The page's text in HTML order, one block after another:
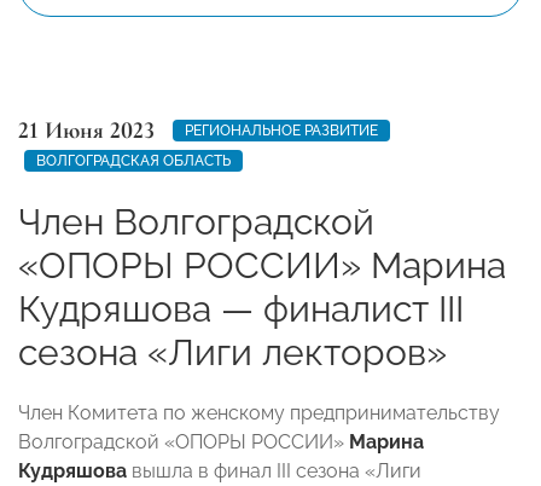
21 Июня 2023
РЕГИОНАЛЬНОЕ РАЗВИТИЕ
ВОЛГОГРАДСКАЯ ОБЛАСТЬ
Член Волгоградской
«ОПОРЫ РОССИИ» Марина
Кудряшова — финалист III
сезона «Лиги лекторов»
Член Комитета по женскому предпринимательству
Волгоградской «ОПОРЫ РОССИИ» Марина
Кудряшова вышла в финал III сезона «Лиги